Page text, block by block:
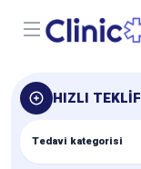
Open menu
HIZLI TEKLIF